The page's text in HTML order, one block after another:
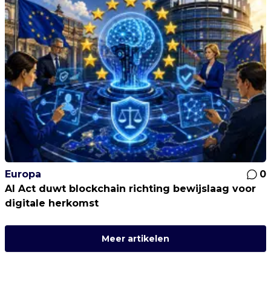
Europa
0
AI Act duwt blockchain richting bewijslaag voor
digitale herkomst
Meer artikelen